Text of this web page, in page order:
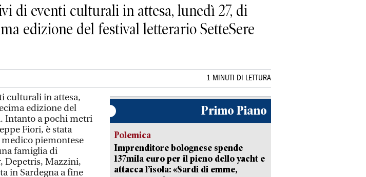
di eventi culturali in attesa, lunedì 27, di
edizione del festival letterario SetteSere
1 MINUTI DI LETTURA
culturali in attesa,
edizione del
Intanto a pochi metri
Fiori, è stata
medico piemontese
famiglia di
Depetris, Mazzini,
in Sardegna a fine
Primo Piano
Polemica
Imprenditore bolognese spende
137mila euro per il pieno dello yacht e
attacca l’isola: «Sardi di emme,